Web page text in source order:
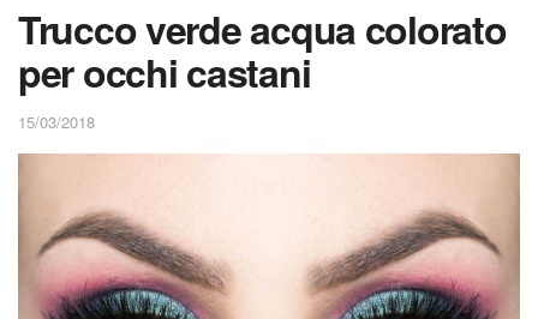
Trucco verde acqua colorato
per occhi castani
15/03/2018